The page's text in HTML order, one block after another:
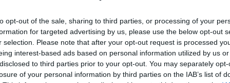
opt-out of the sale, sharing to third parties, or processing of your
for targeted advertising by us, please use the below opt-out
selection. Please note that after your opt-out request is processed
interest-based ads based on personal information utilized by us
to third parties prior to your opt-out. You may separately
of your personal information by third parties on the IAB’s list of
a essere metabolizzata da chi, come noi, si
da quei luoghi in cui le spose
realtà, è con le immagini che, forse,
appieno tutta la drammaticità. I
di chi, suo malgrado, sposa bambina lo è